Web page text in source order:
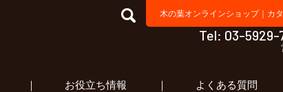
フードパッケージ マーケティング ラボ 合同会社木の葉
木の葉オンラインショップ｜ カ
Tel: 03-5929-
お役立ち情報 よくある質問